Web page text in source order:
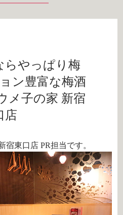
らやっぱり梅
ン豊富な梅酒
メ子の家 新宿
店
宿東口店 PR担当です。